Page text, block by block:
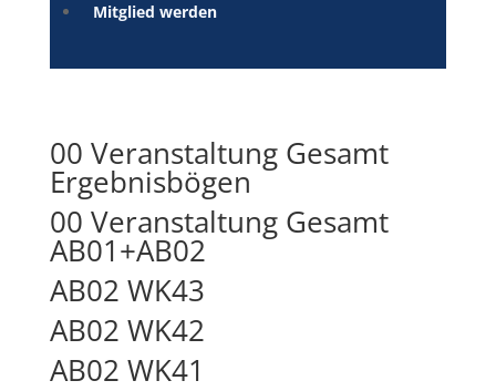
Mitglied werden
00 Veranstaltung Gesamt
Ergebnisbögen
00 Veranstaltung Gesamt
AB01+AB02
AB02 WK43
AB02 WK42
AB02 WK41